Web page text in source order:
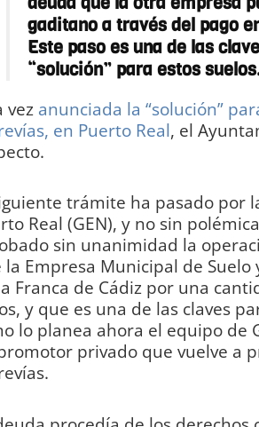
gaditano a través del pago
Este paso es una de las
“solución” para estos
vez anunciada la “solución”
en Puerto Real, el
trámite ha pasado por
Real (GEN), y no sin
sin unanimidad la
la Empresa Municipal de
Franca de Cádiz por una
y que es una de las claves
lo planea ahora el equipo de
privado que vuelve a